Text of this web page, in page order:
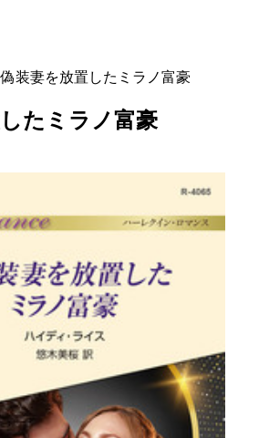
装妻を放置したミラノ富豪
たミラノ富豪